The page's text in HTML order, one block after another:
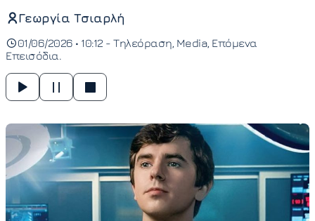
Γεωργία Τσιαρλή
01/06/2026 • 10:12 - Τηλεόραση Media Επόμενα
Επεισόδια